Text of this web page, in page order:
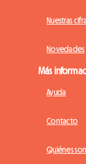
Nuestras
Novedades
Más
Ayuda
Contacto
Quiénes